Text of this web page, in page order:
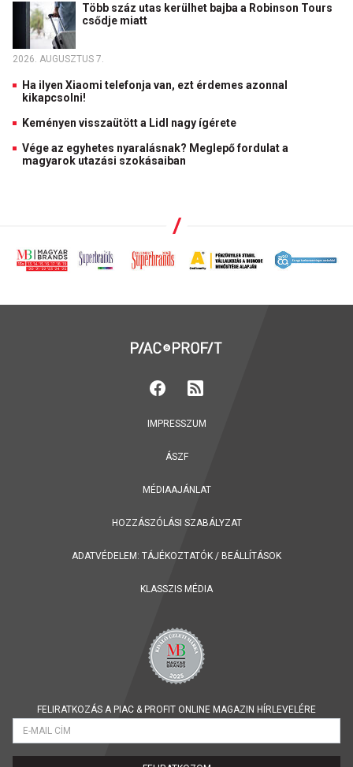
Több száz utas kerülhet bajba a Robinson Tours
csődje miatt
2026. AUGUSZTUS 7.
Ha ilyen Xiaomi telefonja van, ezt érdemes azonnal
kikapcsolni!
Keményen visszaütött a Lidl nagy ígérete
Vége az egyhetes nyaralásnak? Meglepő fordulat a
magyarok utazási szokásaiban
IMPRESSZUM
ÁSZF
MÉDIAAJÁNLAT
HOZZÁSZÓLÁSI SZABÁLYZAT
ADATVÉDELEM: TÁJÉKOZTATÓK / BEÁLLÍTÁSOK
KLASSZIS MÉDIA
FELIRATKOZÁS A PIAC & PROFIT ONLINE MAGAZIN HÍRLEVELÉRE